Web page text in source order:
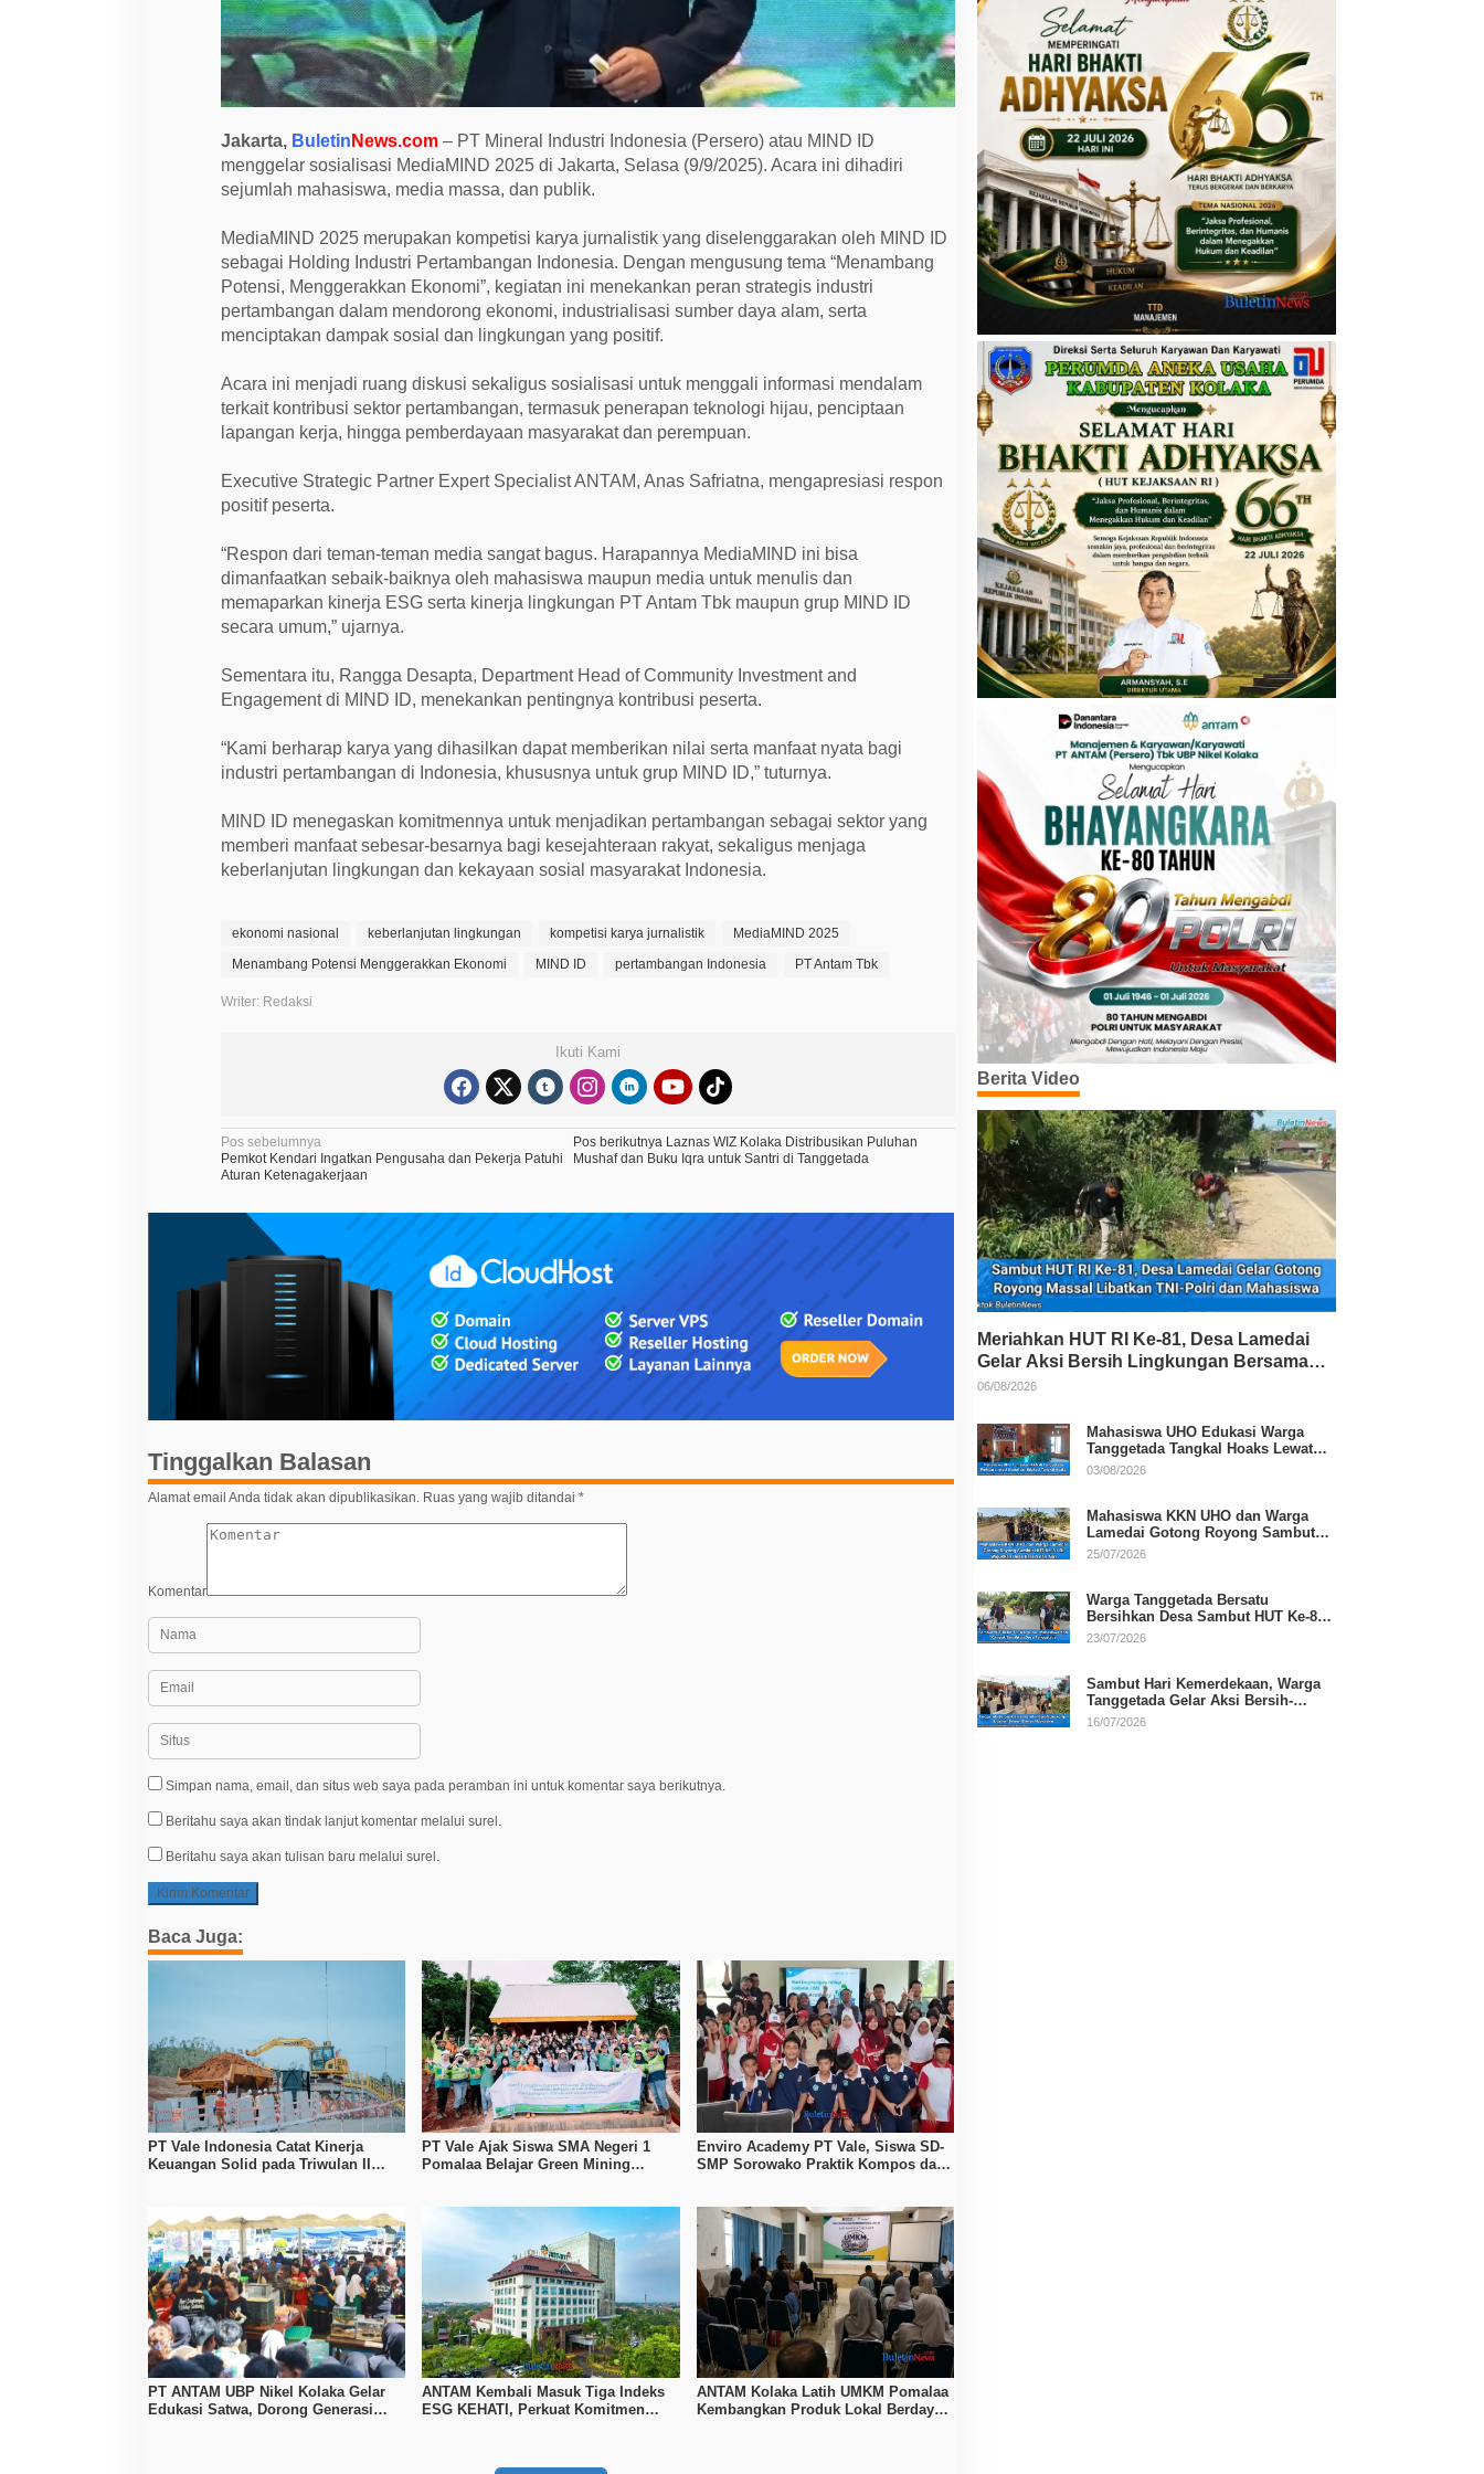
0
2
5
,
A
a
t
P
e
n
P
e
r
t
a
m
a
g
a
n
a
l
a
e
r
k
k
E
k
o
o
i
s
i
o
n
Jakarta, Buletin News.com – PT Mineral Industri Indonesia (Persero) atau MIND ID
menggelar sosialisasi MediaMIND 2025 di Jakarta, Selasa (9/9/2025). Acara ini dihadiri
sejumlah mahasiswa, media massa, dan publik.
MediaMIND 2025 merupakan kompetisi karya jurnalistik yang diselenggarakan oleh MIND ID
sebagai Holding Industri Pertambangan Indonesia. Dengan mengusung tema “Menambang
Potensi, Menggerakkan Ekonomi”, kegiatan ini menekankan peran strategis industri
pertambangan dalam mendorong ekonomi, industrialisasi sumber daya alam, serta
menciptakan dampak sosial dan lingkungan yang positif.
Acara ini menjadi ruang diskusi sekaligus sosialisasi untuk menggali informasi mendalam
terkait kontribusi sektor pertambangan, termasuk penerapan teknologi hijau, penciptaan
lapangan kerja, hingga pemberdayaan masyarakat dan perempuan.
Executive Strategic Partner Expert Specialist ANTAM, Anas Safriatna, mengapresiasi respon
positif peserta.
“Respon dari teman-teman media sangat bagus. Harapannya MediaMIND ini bisa
dimanfaatkan sebaik-baiknya oleh mahasiswa maupun media untuk menulis dan
memaparkan kinerja ESG serta kinerja lingkungan PT Antam Tbk maupun grup MIND ID
secara umum,” ujarnya.
Sementara itu, Rangga Desapta, Department Head of Community Investment and
Engagement di MIND ID, menekankan pentingnya kontribusi peserta.
“Kami berharap karya yang dihasilkan dapat memberikan nilai serta manfaat nyata bagi
industri pertambangan di Indonesia, khususnya untuk grup MIND ID,” tuturnya.
MIND ID menegaskan komitmennya untuk menjadikan pertambangan sebagai sektor yang
memberi manfaat sebesar-besarnya bagi kesejahteraan rakyat, sekaligus menjaga
keberlanjutan lingkungan dan kekayaan sosial masyarakat Indonesia.
ekonomi nasional keberlanjutan lingkungan kompetisi karya jurnalistik
MediaMIND 2025
Menambang Potensi Menggerakkan Ekonomi
MIND ID pertambangan Indonesia PT Antam Tbk
Writer: Redaksi
Ikuti Kami
N
a
v
g
a
Pos sebelumnya
Pemkot Kendari Ingatkan Pengusaha dan Pekerja Patuhi
Aturan Ketenagakerjaan
Pos berikutnya Laznas WIZ Kolaka Distribusikan Puluhan
Mushaf dan Buku Iqra untuk Santri di Tanggetada
Tinggalkan Balasan
Alamat email Anda tidak akan dipublikasikan. Ruas yang wajib ditandai *
Komentar
Simpan nama, email, dan situs web saya pada peramban ini untuk komentar saya berikutnya.
Beritahu saya akan tindak lanjut komentar melalui surel.
Beritahu saya akan tulisan baru melalui surel.
Baca Juga:
PT Vale Indonesia Catat Kinerja
Keuangan Solid pada Triwulan II
PT Vale Ajak Siswa SMA Negeri 1
Pomalaa Belajar Green Mining
Enviro Academy PT Vale, Siswa SD-
SMP Sorowako Praktik Kompos dan
PT ANTAM UBP Nikel Kolaka Gelar
Edukasi Satwa, Dorong Generasi
ANTAM Kembali Masuk Tiga Indeks
ESG KEHATI, Perkuat Komitmen
ANTAM Kolaka Latih UMKM Pomalaa
Kembangkan Produk Lokal Berdaya
Berita Video
Meriahkan HUT RI Ke-81, Desa Lamedai
Gelar Aksi Bersih Lingkungan Bersama
TNI-Polri
06/08/2026
Mahasiswa UHO Edukasi Warga
Tanggetada Tangkal Hoaks Lewat
Program Literasi
03/08/2026
Mahasiswa KKN UHO dan Warga
Lamedai Gotong Royong Sambut
HUT Ke-81 RI
25/07/2026
Warga Tanggetada Bersatu
Bersihkan Desa Sambut HUT Ke-81
RI
23/07/2026
Sambut Hari Kemerdekaan, Warga
Tanggetada Gelar Aksi Bersih-
Bersih Desa
16/07/2026